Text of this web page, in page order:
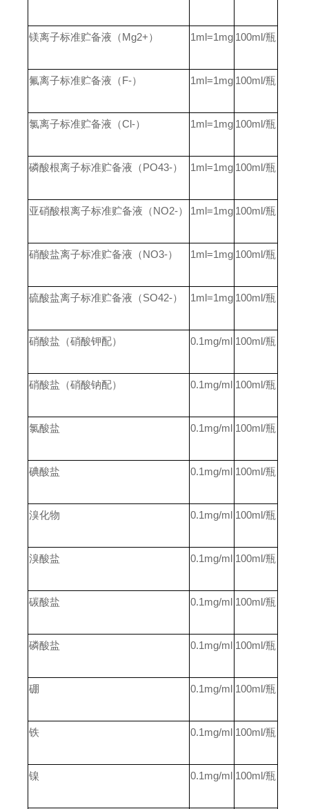
镁离子标准贮备液（Mg2+） 1ml=1mg 100ml/瓶
氟离子标准贮备液（F-） 1ml=1mg 100ml/瓶
氯离子标准贮备液（Cl-） 1ml=1mg 100ml/瓶
磷酸根离子标准贮备液（PO43-） 1ml=1mg 100ml/瓶
亚硝酸根离子标准贮备液（NO2-） 1ml=1mg 100ml/瓶
硝酸盐离子标准贮备液（NO3-） 1ml=1mg 100ml/瓶
硫酸盐离子标准贮备液（SO42-） 1ml=1mg 100ml/瓶
硝酸盐（硝酸钾配） 0.1mg/ml 100ml/瓶
硝酸盐（硝酸钠配） 0.1mg/ml 100ml/瓶
氯酸盐 0.1mg/ml 100ml/瓶
碘酸盐 0.1mg/ml 100ml/瓶
溴化物 0.1mg/ml 100ml/瓶
溴酸盐 0.1mg/ml 100ml/瓶
碳酸盐 0.1mg/ml 100ml/瓶
磷酸盐 0.1mg/ml 100ml/瓶
硼 0.1mg/ml 100ml/瓶
铁 0.1mg/ml 100ml/瓶
镍 0.1mg/ml 100ml/瓶